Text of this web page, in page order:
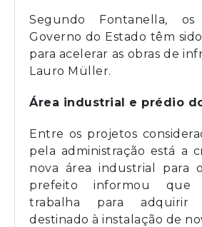
Segundo Fontanella,
Governo do Estado têm
para acelerar as obras de
Lauro Müller.
Área industrial e prédio
Entre os projetos
pela administração está a
nova área industrial para
prefeito informou que
trabalha para
destinado à instalação de